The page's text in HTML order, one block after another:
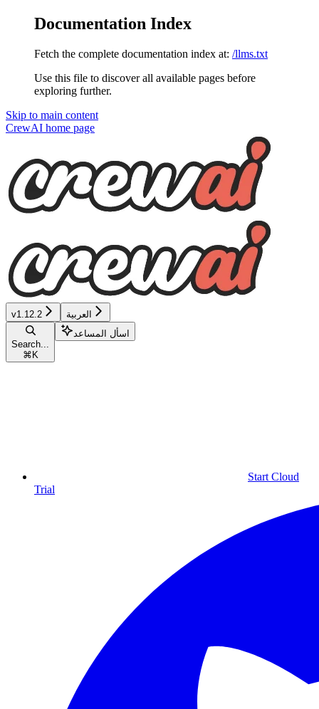
Documentation Index
Fetch the complete documentation index at: /llms.txt
Use this file to discover all available pages before
exploring further.
Skip to main content
CrewAI home page
v1.12.2 العربية
Search...
⌘ K
اسأل المساعد
Start Cloud
Trial